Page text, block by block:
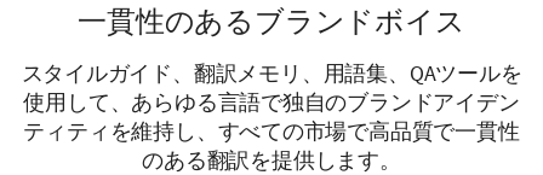
一貫性のあるブランドボイス
スタイルガイド、翻訳メモリ、用語集、QAツールを
使用して、あらゆる言語で独自のブランドアイデン
ティティを維持し、すべての市場で高品質で一貫性
のある翻訳を提供します。